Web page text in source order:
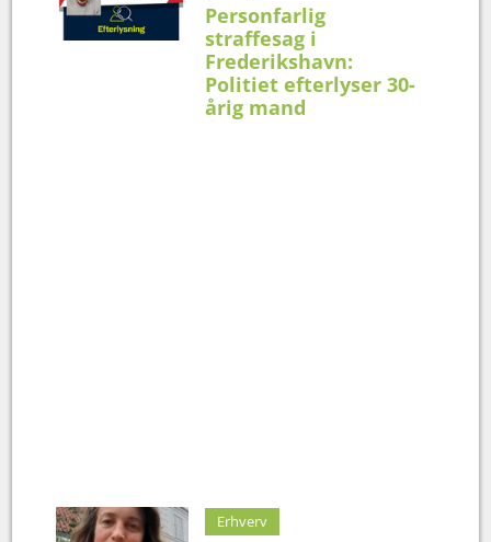
Personfarlig
straffesag i
Frederikshavn:
Politiet efterlyser 30-
årig mand
Erhverv